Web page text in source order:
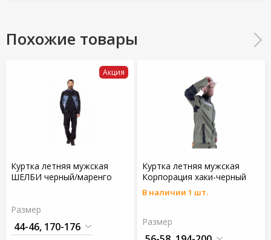
Похожие товары
Акция
Куртка летняя мужская
ШЕЛБИ черный/маренго
Размер
Куртка летняя мужская
Корпорация хаки-черный
В наличии 1 шт.
Размер